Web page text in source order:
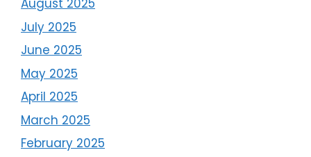
August 2025
July 2025
June 2025
May 2025
April 2025
March 2025
February 2025